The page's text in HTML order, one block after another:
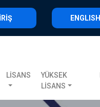
ENGLISH
LİSANS
YÜKSEK
LİSANS